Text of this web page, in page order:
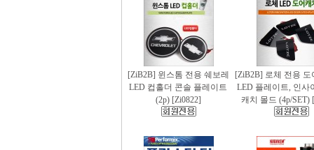
[ZiB2B] 윈스톰 전용 쉐보레
LED 컵홀더 콘솔 플레이트
(2p) [Zi0822]
[ZiB2B] 로체 전용 도
LED 플레이트, 인사
캐치 몰드 (4p/SET)